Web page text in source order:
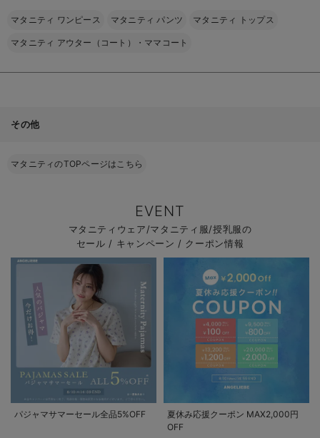
マタニティ ワンピース マタニティ パンツ マタニティ トップス
マタニティ アウター（コート）・ママコート
その他
マタニティのTOPページはこちら
EVENT
マタニティウェア/マタニティ服/授乳服の
セール / キャンペーン / クーポン情報
パジャマサマーセール全品5%OFF
夏休み応援クーポン MAX2,000円
OFF